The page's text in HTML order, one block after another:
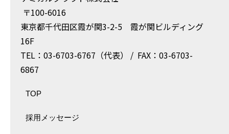
〒100-6016
東京都千代⽥区霞が関3-2-5 霞が関ビルディング
16F
TEL：03-6703-6767（代表） / FAX：03-6703-
6867
TOP
採用メッセージ